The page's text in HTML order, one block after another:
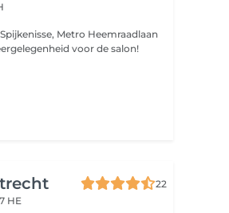
parkeergelegenheid voor de salon!
22
HE